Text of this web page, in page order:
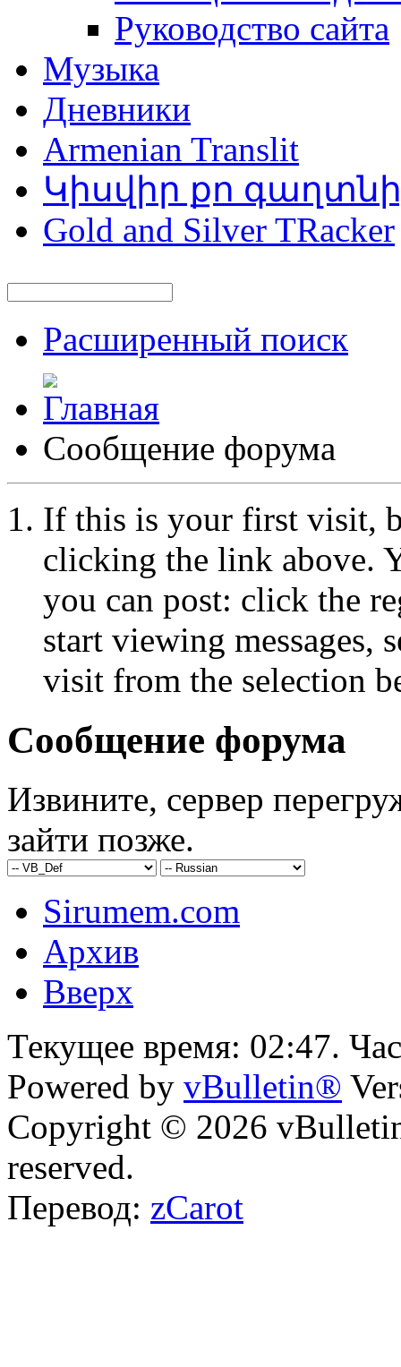
Руководство сайта
Музыка
Дневники
Armenian Translit
Կիսվիր քո
Gold and Silver TRacker
Расширенный поиск
Сообщение форума
If this is your first visit,
clicking the link above.
you can post: click the
start viewing messages,
visit from the selection
Сообщение форума
Извините, сервер
зайти позже.
Sirumem.com
Архив
Вверх
Текущее время: 02:47.
Powered by vBulletin®
Copyright © 2026
reserved.
Перевод: zCarot